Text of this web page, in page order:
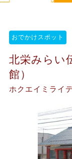
おでかけスポット
北栄みらい
館）
ホクエイミライ